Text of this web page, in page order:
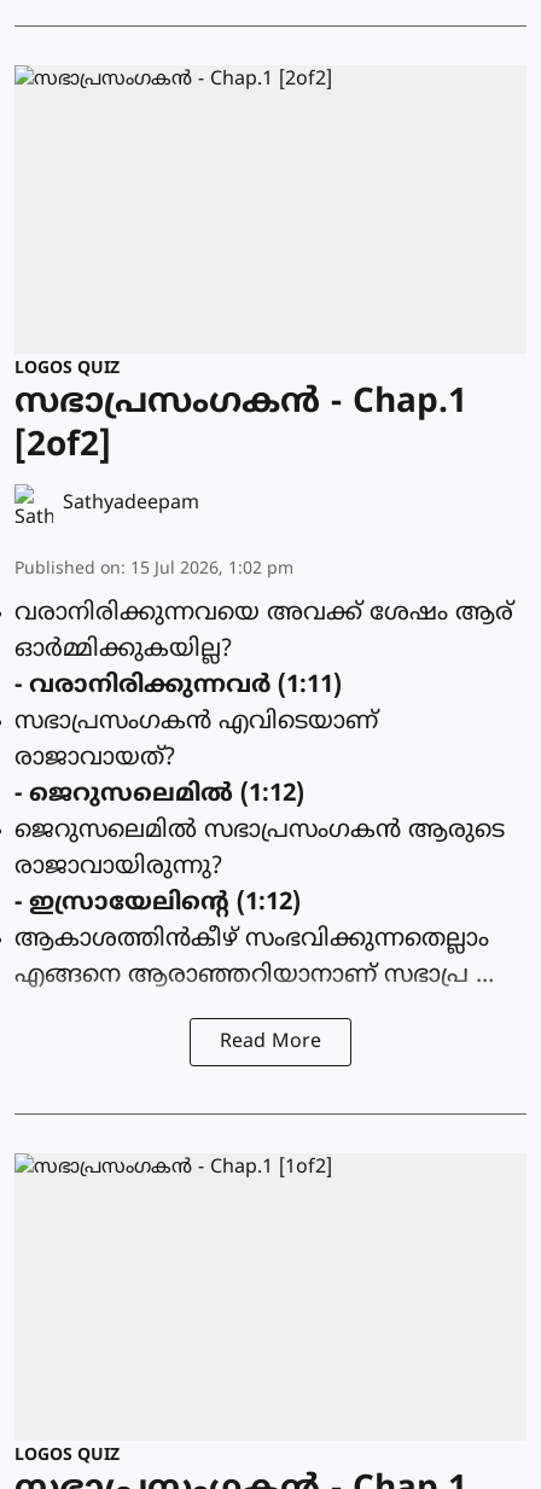
LOGOS QUIZ
സഭാപ്രസംഗകൻ - Chap.1
[2of2]
Sathyadeepam
Published on: 15 Jul 2026, 1:02 pm
വരാനിരിക്കുന്നവയെ അവക്ക് ശേഷം ആര്
ഓര്‍മ്മിക്കുകയില്ല?
- വരാനിരിക്കുന്നവര്‍ (1:11)
സഭാപ്രസംഗകന്‍ എവിടെയാണ്
രാജാവായത്?
- ജെറുസലെമില്‍ (1:12)
ജെറുസലെമില്‍ സഭാപ്രസംഗകന്‍ ആരുടെ
രാജാവായിരുന്നു?
- ഇസ്രായേലിന്റെ (1:12)
ആകാശത്തിന്‍കീഴ് സംഭവിക്കുന്നതെല്ലാം
എങ്ങനെ ആരാഞ്ഞറിയാനാണ് സഭാപ്ര ...
Read More
LOGOS QUIZ